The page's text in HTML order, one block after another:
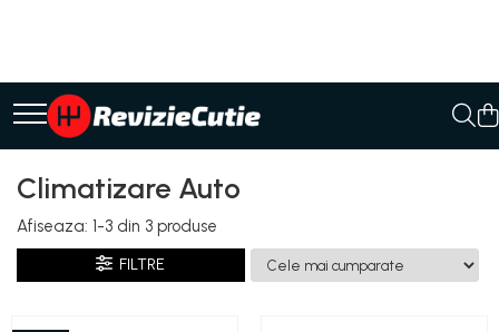
Ulei cutie automata
Filtre cutii automate
Climatizare Auto
Afiseaza: 1-3 din 3 produse
FILTRE